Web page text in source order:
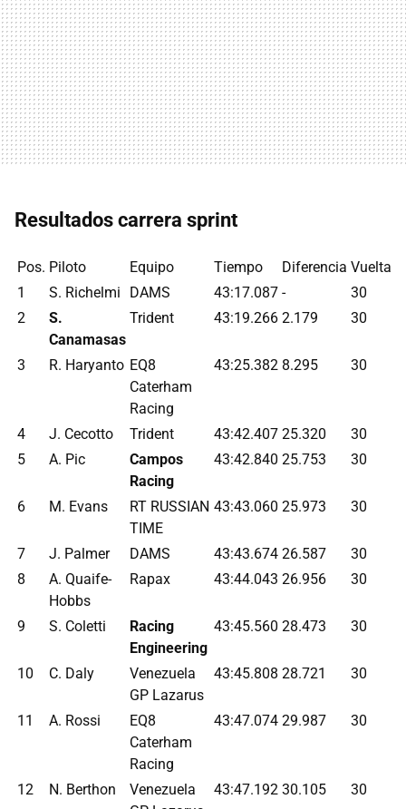
Resultados carrera sprint
Pos. Piloto Equipo Tiempo Diferencia Vueltas
1
S. Richelmi DAMS 43:17.087 -
30
2
S.
Canamasas
Trident 43:19.266 2.179 30
3 R. Haryanto EQ8
Caterham
Racing
43:25.382 8.295 30
4 J. Cecotto Trident 43:42.407 25.320
30
5
A. Pic
Campos
Racing
43:42.840 25.753 30
6 M. Evans
RT RUSSIAN
TIME
43:43.060 25.973 30
7 J. Palmer DAMS 43:43.674 26.587
30
8
A. Quaife-
Hobbs
Rapax 43:44.043 26.956 30
9 S. Coletti
Racing
Engineering
43:45.560 28.473 30
10 C. Daly
Venezuela
GP Lazarus
43:45.808 28.721 30
11 A. Rossi
EQ8
Caterham
Racing
43:47.074 29.987 30
12 N. Berthon
Venezuela
43:47.192 30.105 30